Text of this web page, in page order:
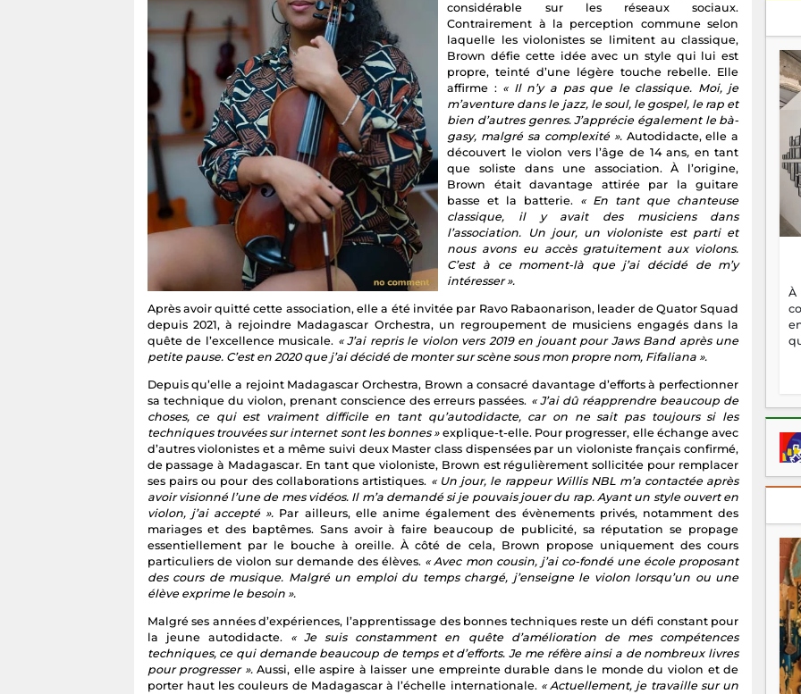
considérable sur les réseaux sociaux.
Contrairement à la perception commune selon
laquelle les violonistes se limitent au classique,
Brown défie cette idée avec un style qui lui est
propre, teinté d’une légère touche rebelle. Elle
affirme : « Il n’y a pas que le classique. Moi, je
m’aventure dans le jazz, le soul, le gospel, le rap et
bien d’autres genres. J’apprécie également le bà-
gasy, malgré sa complexité ». Autodidacte, elle a
découvert le violon vers l’âge de 14 ans, en tant
que soliste dans une association. À l’origine,
Brown était davantage attirée par la guitare
basse et la batterie. « En tant que chanteuse
classique, il y avait des musiciens dans
l’association. Un jour, un violoniste est parti et
nous avons eu accès gratuitement aux violons.
C’est à ce moment-là que j’ai décidé de m’y
intéresser ».
Après avoir quitté cette association, elle a été invitée par Ravo Rabaonarison, leader de Quator Squad
depuis 2021, à rejoindre Madagascar Orchestra, un regroupement de musiciens engagés dans la
quête de l’excellence musicale. « J’ai repris le violon vers 2019 en jouant pour Jaws Band après une
petite pause. C’est en 2020 que j’ai décidé de monter sur scène sous mon propre nom, Fifaliana ».
Depuis qu’elle a rejoint Madagascar Orchestra, Brown a consacré davantage d’efforts à perfectionner
sa technique du violon, prenant conscience des erreurs passées. « J’ai dû réapprendre beaucoup de
choses, ce qui est vraiment difficile en tant qu’autodidacte, car on ne sait pas toujours si les
techniques trouvées sur internet sont les bonnes »explique-t-elle. Pour progresser, elle échange avec
d’autres violonistes et a même suivi deux Master class dispensées par un violoniste français confirmé,
de passage à Madagascar. En tant que violoniste, Brown est régulièrement sollicitée pour remplacer
ses pairs ou pour des collaborations artistiques. « Un jour, le rappeur Willis NBL m’a contactée après
avoir visionné l’une de mes vidéos. Il m’a demandé si je pouvais jouer du rap. Ayant un style ouvert en
violon, j’ai accepté ». Par ailleurs, elle anime également des évènements privés, notamment des
mariages et des baptêmes. Sans avoir à faire beaucoup de publicité, sa réputation se propage
essentiellement par le bouche à oreille. À côté de cela, Brown propose uniquement des cours
particuliers de violon sur demande des élèves. « Avec mon cousin, j’ai co-fondé une école proposant
des cours de musique. Malgré un emploi du temps chargé, j’enseigne le violon lorsqu’un ou une
élève exprime le besoin ».
Malgré ses années d’expériences, l’apprentissage des bonnes techniques reste un défi constant pour
la jeune autodidacte. « Je suis constamment en quête d’amélioration de mes compétences
techniques, ce qui demande beaucoup de temps et d’efforts. Je me réfère ainsi a de nombreux livres
pour progresser ».Aussi, elle aspire à laisser une empreinte durable dans le monde du violon et de
porter haut les couleurs de Madagascar à l’échelle internationale. « Actuellement, je travaille sur un